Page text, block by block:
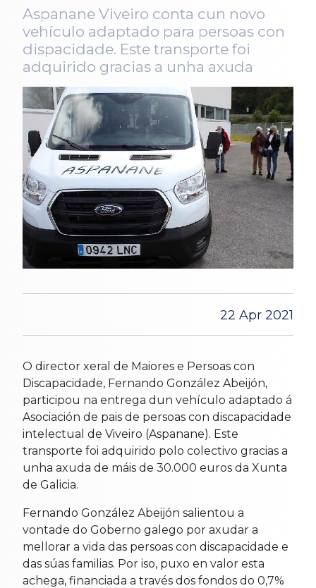
Aspanane Viveiro conta cun novo
vehículo adaptado para persoas con
dispacidade. Este transporte foi
adquirido gracias a unha axuda
22 Apr 2021
O director xeral de Maiores e Persoas con
Discapacidade, Fernando González Abeijón,
participou na entrega dun vehículo adaptado á
Asociación de pais de persoas con discapacidade
intelectual de Viveiro (Aspanane). Este
transporte foi adquirido polo colectivo gracias a
unha axuda de máis de 30.000 euros da Xunta
de Galicia.
Fernando González Abeijón salientou a
vontade do Goberno galego por axudar a
mellorar a vida das persoas con discapacidade e
das súas familias. Por iso, puxo en valor esta
achega, financiada a través dos fondos do 0,7%